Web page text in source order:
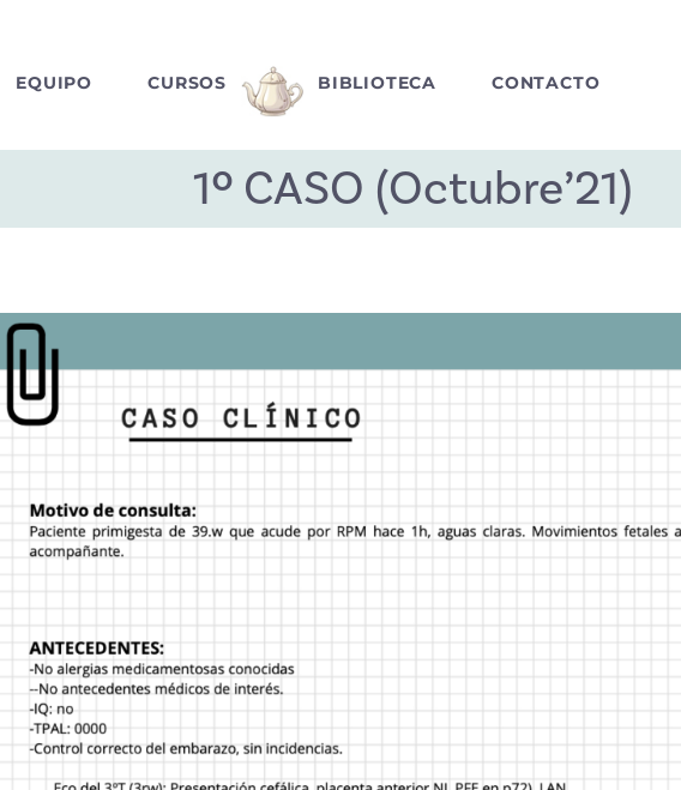
EQUIPO CURSOS BIBLIOTECA CONTACTO
1º CASO (Octubre’21)